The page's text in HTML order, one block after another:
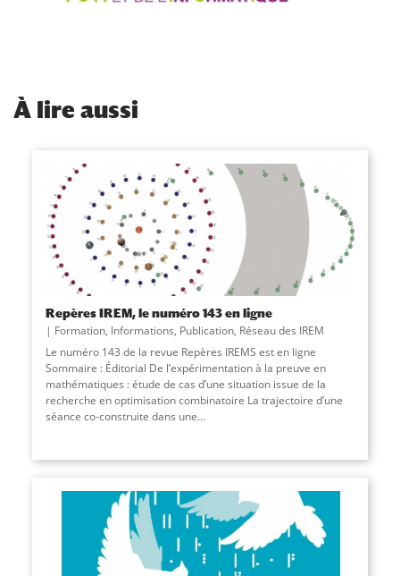
À lire aussi
Repères IREM, le numéro 143 en ligne
Formation, Informations, Publication, Réseau des IREM
Le numéro 143 de la revue Repères IREMS est en ligne
Sommaire : Éditorial De l’expérimentation à la preuve en
mathématiques : étude de cas d’une situation issue de la
recherche en optimisation combinatoire La trajectoire d’une
séance co-construite dans une...